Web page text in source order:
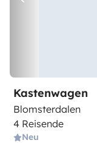
Kastenwagen
Blomsterdalen
4 Reisende
Neu